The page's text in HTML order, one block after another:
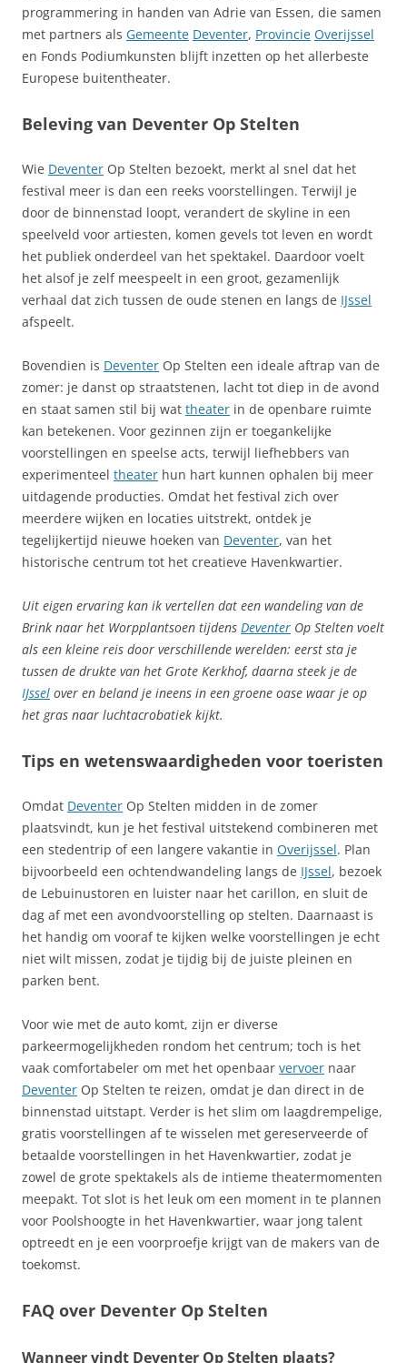
programmering in handen van Adrie van Essen, die samen
met partners als Gemeente Deventer, Provincie Overijssel
en Fonds Podiumkunsten blijft inzetten op het allerbeste
Europese buitentheater.
Beleving van Deventer Op Stelten
Wie Deventer Op Stelten bezoekt, merkt al snel dat het
festival meer is dan een reeks voorstellingen. Terwijl je
door de binnenstad loopt, verandert de skyline in een
speelveld voor artiesten, komen gevels tot leven en wordt
het publiek onderdeel van het spektakel. Daardoor voelt
het alsof je zelf meespeelt in een groot, gezamenlijk
verhaal dat zich tussen de oude stenen en langs de IJssel
afspeelt.
Bovendien is Deventer Op Stelten een ideale aftrap van de
zomer: je danst op straatstenen, lacht tot diep in de avond
en staat samen stil bij wat theater in de openbare ruimte
kan betekenen. Voor gezinnen zijn er toegankelijke
voorstellingen en speelse acts, terwijl liefhebbers van
experimenteel theater hun hart kunnen ophalen bij meer
uitdagende producties. Omdat het festival zich over
meerdere wijken en locaties uitstrekt, ontdek je
tegelijkertijd nieuwe hoeken van Deventer, van het
historische centrum tot het creatieve Havenkwartier.
Uit eigen ervaring kan ik vertellen dat een wandeling van de
Brink naar het Worpplantsoen tijdens Deventer Op Stelten voelt
als een kleine reis door verschillende werelden: eerst sta je
tussen de drukte van het Grote Kerkhof, daarna steek je de
IJssel over en beland je ineens in een groene oase waar je op
het gras naar luchtacrobatiek kijkt.
Tips en wetenswaardigheden voor toeristen
Omdat Deventer Op Stelten midden in de zomer
plaatsvindt, kun je het festival uitstekend combineren met
een stedentrip of een langere vakantie in Overijssel. Plan
bijvoorbeeld een ochtendwandeling langs de IJssel, bezoek
de Lebuinustoren en luister naar het carillon, en sluit de
dag af met een avondvoorstelling op stelten. Daarnaast is
het handig om vooraf te kijken welke voorstellingen je echt
niet wilt missen, zodat je tijdig bij de juiste pleinen en
parken bent.
Voor wie met de auto komt, zijn er diverse
parkeermogelijkheden rondom het centrum; toch is het
vaak comfortabeler om met het openbaar vervoer naar
Deventer Op Stelten te reizen, omdat je dan direct in de
binnenstad uitstapt. Verder is het slim om laagdrempelige,
gratis voorstellingen af te wisselen met gereserveerde of
betaalde voorstellingen in het Havenkwartier, zodat je
zowel de grote spektakels als de intieme theatermomenten
meepakt. Tot slot is het leuk om een moment in te plannen
voor Poolshoogte in het Havenkwartier, waar jong talent
optreedt en je een voorproefje krijgt van de makers van de
toekomst.
FAQ over Deventer Op Stelten
Wanneer vindt Deventer Op Stelten plaats?